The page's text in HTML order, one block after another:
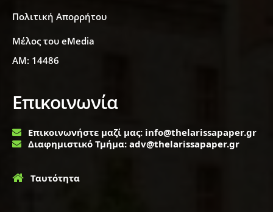
Πολιτική Απορρήτου
Μέλος του eMedia
ΑΜ: 14486
Επικοινωνία
Επικοινωνήστε μαζί μας: info@thelarissapaper.gr
Διαφημιστικό Τμήμα: adv@thelarissapaper.gr
Ταυτότητα